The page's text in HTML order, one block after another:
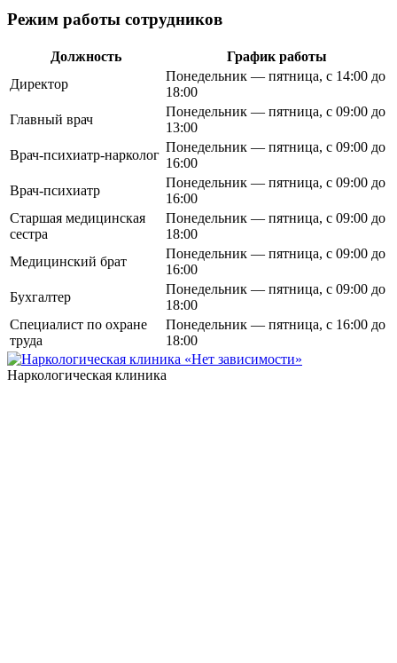
Режим работы сотрудников
Должность
График работы
Директор
Понедельник — пятница, с 14:00 до
18:00
Главный врач
Понедельник — пятница, с 09:00 до
13:00
Врач-психиатр-нарколог
Понедельник — пятница, с 09:00 до
16:00
Врач-психиатр
Понедельник — пятница, с 09:00 до
16:00
Старшая медицинская
сестра
Понедельник — пятница, с 09:00 до
18:00
Медицинский брат
Понедельник — пятница, с 09:00 до
16:00
Бухгалтер
Понедельник — пятница, с 09:00 до
18:00
Специалист по охране
труда
Понедельник — пятница, с 16:00 до
18:00
Наркологическая клиника